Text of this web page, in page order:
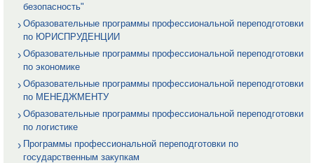
безопасность"
Образовательные программы профессиональной переподготовки
по ЮРИСПРУДЕНЦИИ
Образовательные программы профессиональной переподготовки
по экономике
Образовательные программы профессиональной переподготовки
по МЕНЕДЖМЕНТУ
Образовательные программы профессиональной переподготовки
по логистике
Программы профессиональной переподготовки по
государственным закупкам